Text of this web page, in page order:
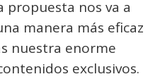
propuesta nos va a
manera más eficaz
nuestra enorme
exclusivos.